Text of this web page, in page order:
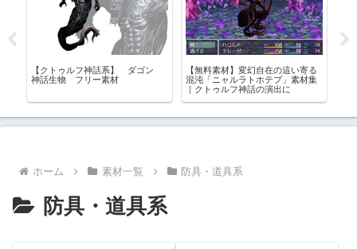
【クトゥルフ神話系】 ダゴン
神話生物 フリー素材
【無料素材】変幻自在の這い寄る
混沌「ニャルラトホテプ」素材集
｜クトゥルフ神話の演出に
ホーム 素材一覧 防具・道具系
防具・道具系